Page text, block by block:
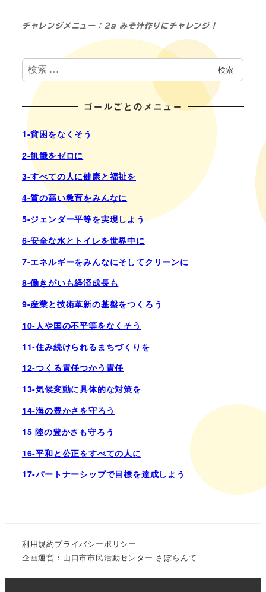
チャレンジメニュー：2a みそ汁作りにチャレンジ！
検
索
検索
ゴールごとのメニュー
1-貧困をなくそう
2-飢餓をゼロに
3-すべての人に健康と福祉を
4-質の高い教育をみんなに
5-ジェンダー平等を実現しよう
6-安全な水とトイレを世界中に
7-エネルギーをみんなにそしてクリーンに
8-働きがいも経済成長も
9-産業と技術革新の基盤をつくろう
10-人や国の不平等をなくそう
11-住み続けられるまちづくりを
12-つくる責任つかう責任
13-気候変動に具体的な対策を
14-海の豊かさを守ろう
15 陸の豊かさも守ろう
16-平和と公正をすべての人に
17-パートナーシップで目標を達成しよう
利用規約プライバシーポリシー
企画運営：山口市市民活動センター さぽらんて